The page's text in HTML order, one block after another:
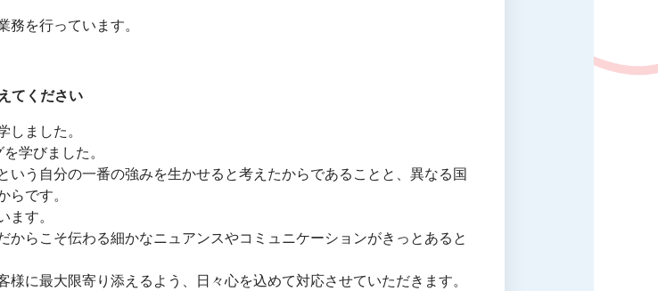
を行っています。
てください
ました。
学びました。
う自分の一番の強みを生かせると考えたからであることと、異なる国
です。
す。
らこそ伝わる細かなニュアンスやコミュニケーションがきっとあると
に最大限寄り添えるよう、日々心を込めて対応させていただきます。